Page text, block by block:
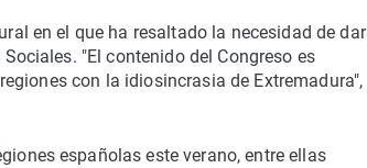
en el que ha resaltado la necesidad de dar
"El contenido del Congreso es
con la idiosincrasia de Extremadura",
españolas este verano, entre ellas